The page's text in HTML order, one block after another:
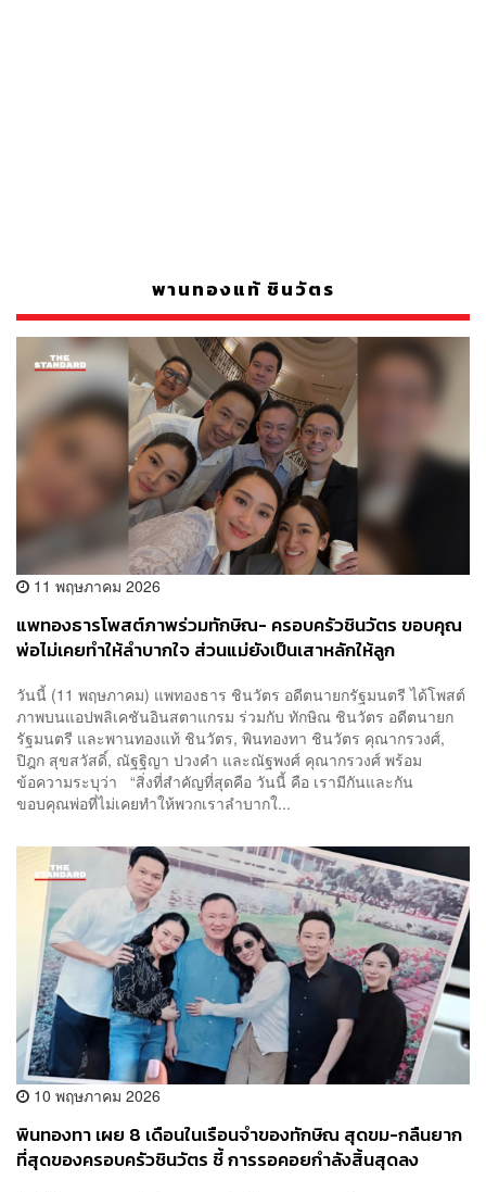
พานทองแท้ ชินวัตร
11 พฤษภาคม 2026
​​แพทองธารโพสต์ภาพร่วมทักษิณ- ครอบครัวชินวัตร ขอบคุณ
พ่อไม่เคยทำให้ลำบากใจ ส่วนแม่ยังเป็นเสาหลักให้ลูก
วันนี้ (11 พฤษภาคม) แพทองธาร ชินวัตร อดีตนายกรัฐมนตรี ได้โพสต์
ภาพบนแอปพลิเคชันอินสตาแกรม ร่วมกับ ทักษิณ ชินวัตร อดีตนายก
รัฐมนตรี และพานทองแท้ ชินวัตร, พินทองทา ชินวัตร คุณากรวงศ์,
ปิฎก สุขสวัสดิ์, ณัฐฐิญา ปวงคำ และณัฐพงศ์ คุณากรวงศ์ พร้อม
ข้อความระบุว่า “สิ่งที่สำคัญที่สุดคือ วันนี้ คือ เรามีกันและกัน
ขอบคุณพ่อที่ไม่เคยทำให้พวกเราลำบากใ...
10 พฤษภาคม 2026
พินทองทา เผย 8 เดือนในเรือนจำของทักษิณ สุดขม-กลืนยาก
ที่สุดของครอบครัวชินวัตร ชี้ การรอคอยกำลังสิ้นสุดลง